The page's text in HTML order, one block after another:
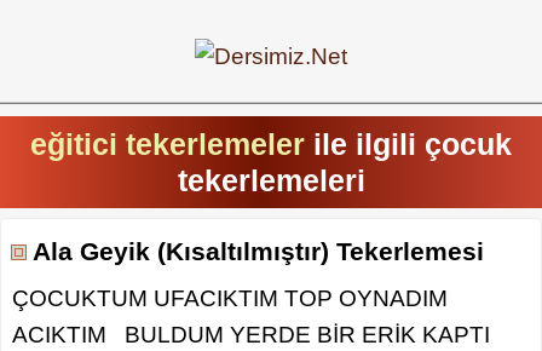
eğitici tekerlemeler ile ilgili çocuk
tekerlemeleri
Ala Geyik (Kısaltılmıştır) Tekerlemesi
ÇOCUKTUM UFACIKTIM TOP OYNADIM
ACIKTIM BULDUM YERDE BİR ERİK KAPTI